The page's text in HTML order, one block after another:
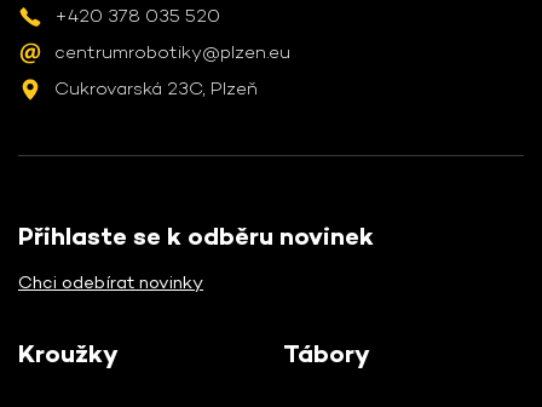
+420 378 035 520
centrumrobotiky@plzen.eu
Cukrovarská 23C, Plzeň
Přihlaste se k odběru novinek
Chci odebírat novinky
Kroužky Tábory